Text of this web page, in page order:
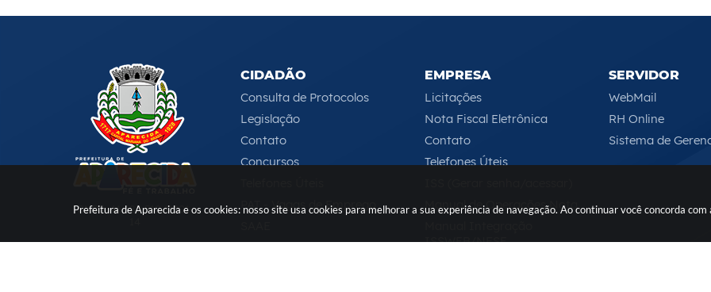
Prefeitura de Aparecida e os cookies: nosso site usa cookies para melhorar a sua experiência de navegação. Ao continuar você concorda com
CNPJ: 46.680.518/0001-
CIDADÃO
Consulta de Protocolos
Legislação
Contato
Concursos
PAT - Vagas de Emprego
Serviços Online
EMPRESA
Licitações
Nota Fiscal Eletrônica
Contato
Telefones Úteis
Manual de Operações Nota
ISSWEB/NFSE
SERVIDOR
WebMail
RH Online
Sistema de